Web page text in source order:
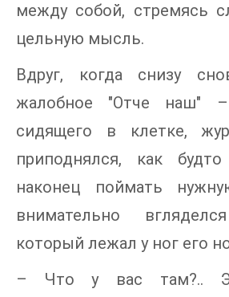
между собой, стремясь
цельную мысль.
Вдруг, когда снизу
жалобное "Отче наш"
сидящего в клетке,
приподнялся, как
наконец поймать
внимательно
который лежал у ног его
– Что у вас там?..